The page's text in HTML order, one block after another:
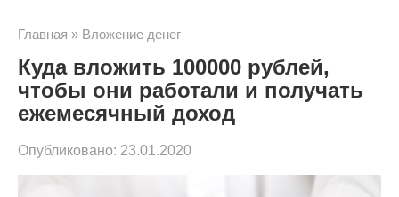
Главная » Вложение денег
Куда вложить 100000 рублей,
чтобы они работали и получать
ежемесячный доход
Опубликовано: 23.01.2020